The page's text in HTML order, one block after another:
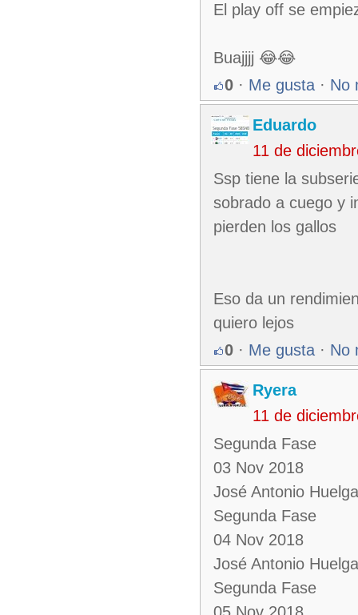
El play off se
Buajjjj 😂😂
0 · Me gusta · No
Eduardo
11 de
Ssp tiene la
sobrado a cuego y
pierden los gallos
Eso da un
quiero lejos
0 · Me gusta · No
Ryera
11 de
Segunda Fase
03 Nov 2018
José Antonio
Segunda Fase
04 Nov 2018
José Antonio
Segunda Fase